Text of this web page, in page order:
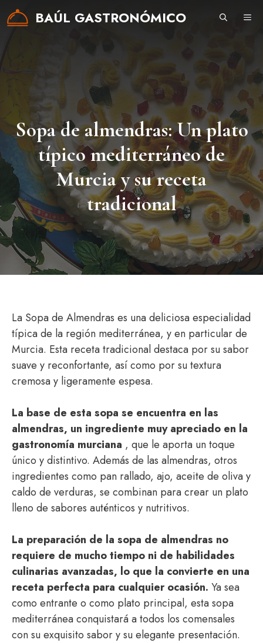
Saltar
BAÚL GASTRONÓMICO
Sopa de almendras: Un plato
típico mediterráneo de
Murcia y su receta
tradicional
La Sopa de Almendras es una deliciosa especialidad
típica de la región mediterránea, y en particular de
Murcia. Esta receta tradicional destaca por su sabor
suave y reconfortante, así como por su textura
cremosa y ligeramente espesa.
La base de esta sopa se encuentra en las
almendras, un ingrediente muy apreciado en la
gastronomía murciana , que le aporta un toque
único y distintivo. Además de las almendras, otros
ingredientes como pan rallado, ajo, aceite de oliva y
caldo de verduras, se combinan para crear un plato
lleno de sabores auténticos y nutritivos.
La preparación de la sopa de almendras no
requiere de mucho tiempo ni de habilidades
culinarias avanzadas, lo que la convierte en una
receta perfecta para cualquier ocasión. Ya sea
como entrante o como plato principal, esta sopa
mediterránea conquistará a todos los comensales
con su exquisito sabor y su elegante presentación.